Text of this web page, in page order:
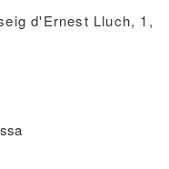
d'Ernest Lluch, 1,